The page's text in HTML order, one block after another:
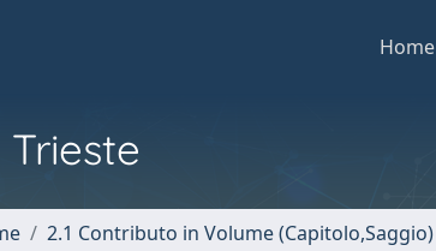
Home
2.1 Contributo in Volume (Capitolo,Saggio)